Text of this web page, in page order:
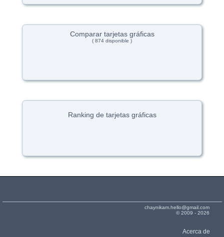
Comparar tarjetas gráficas
( 874 disponible )
Ranking de tarjetas gráficas
chaynikam.hello@gmail.com
© 2009 - 2026
Acerca de